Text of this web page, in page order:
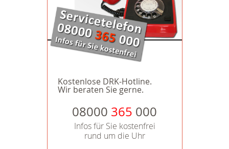
Kostenlose DRK-Hotline.
Wir beraten Sie gerne.
08000 365 000
Infos für Sie kostenfrei
rund um die Uhr